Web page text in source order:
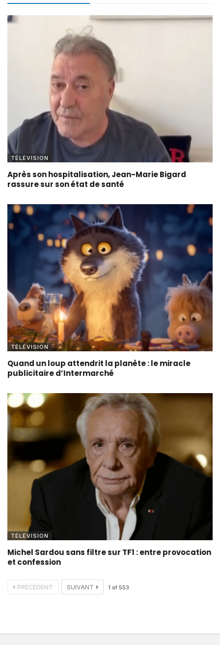
TÉLÉVISION
Après son hospitalisation, Jean-Marie Bigard
rassure sur son état de santé
TÉLÉVISION
Quand un loup attendrit la planète : le miracle
publicitaire d’Intermarché
TÉLÉVISION
Michel Sardou sans filtre sur TF1 : entre provocation
et confession
PRÉCÉDENT SUIVANT 1 of 553